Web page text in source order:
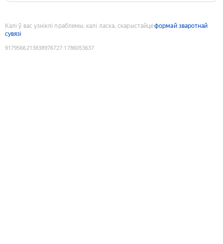
Калі ў вас узніклі праблемы, калі ласка, скарыстайцеформай зваротнай
сувязі
9179566213838976727:1786053637